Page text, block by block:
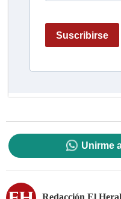
Unirme
Redacción El